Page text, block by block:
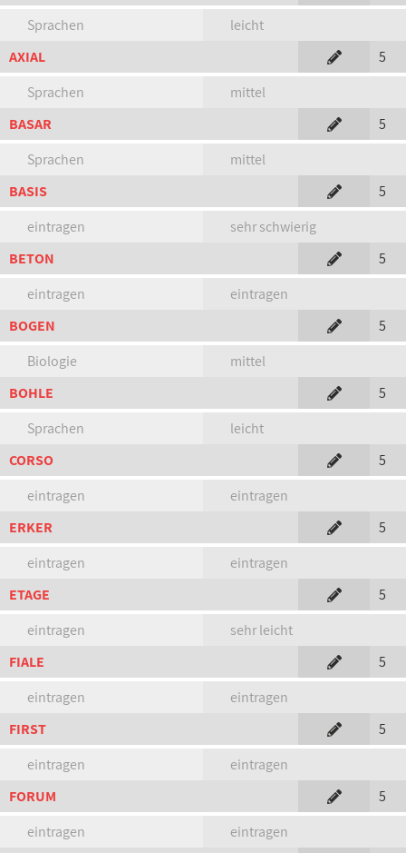
Sprachen
leicht
AXIAL
5
Sprachen
mittel
BASAR
5
Sprachen
mittel
BASIS
5
eintragen
sehr schwierig
BETON
5
eintragen
eintragen
BOGEN
5
Biologie
mittel
BOHLE
5
Sprachen
leicht
CORSO
5
eintragen
eintragen
ERKER
5
eintragen
eintragen
ETAGE
5
eintragen
sehr leicht
FIALE
5
eintragen
eintragen
FIRST
5
eintragen
eintragen
FORUM
5
eintragen
eintragen